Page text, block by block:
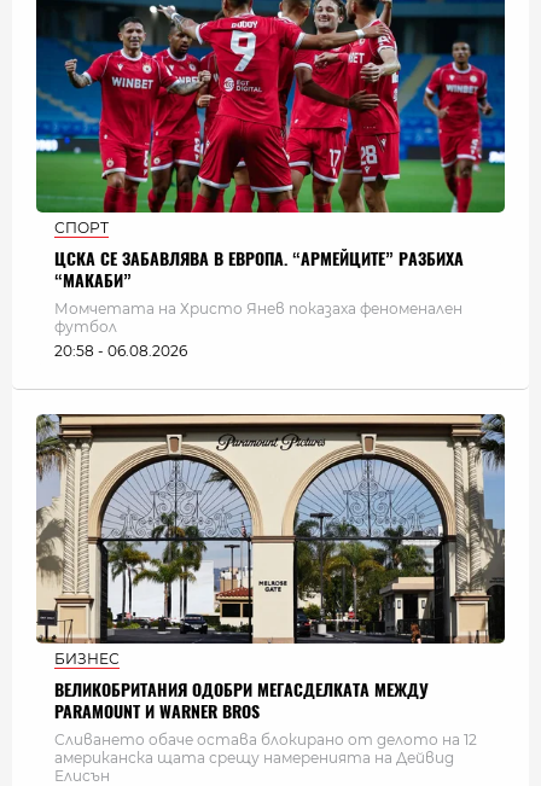
СПОРТ
ЦСКА СЕ ЗАБАВЛЯВА В ЕВРОПА. “АРМЕЙЦИТЕ” РАЗБИХА
“МАКАБИ”
Момчетата на Христо Янев показаха феноменален
футбол
20:58 - 06.08.2026
БИЗНЕС
ВЕЛИКОБРИТАНИЯ ОДОБРИ МЕГАСДЕЛКАТА МЕЖДУ
PARAMOUNT И WARNER BROS
Сливането обаче остава блокирано от делото на 12
американска щата срещу намеренията на Дейвид
Елисън